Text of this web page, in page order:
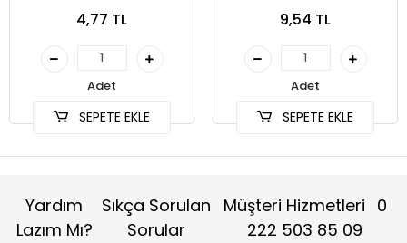
4,77 TL
Adet
SEPETE EKLE
9,54 TL
Adet
SEPETE EKLE
Yardım
Lazım Mı?
Sıkça Sorulan
Sorular
Müşteri Hizmetleri 0
222 503 85 09